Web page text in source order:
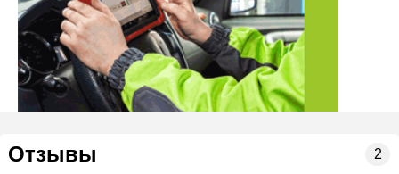
Отзывы 2